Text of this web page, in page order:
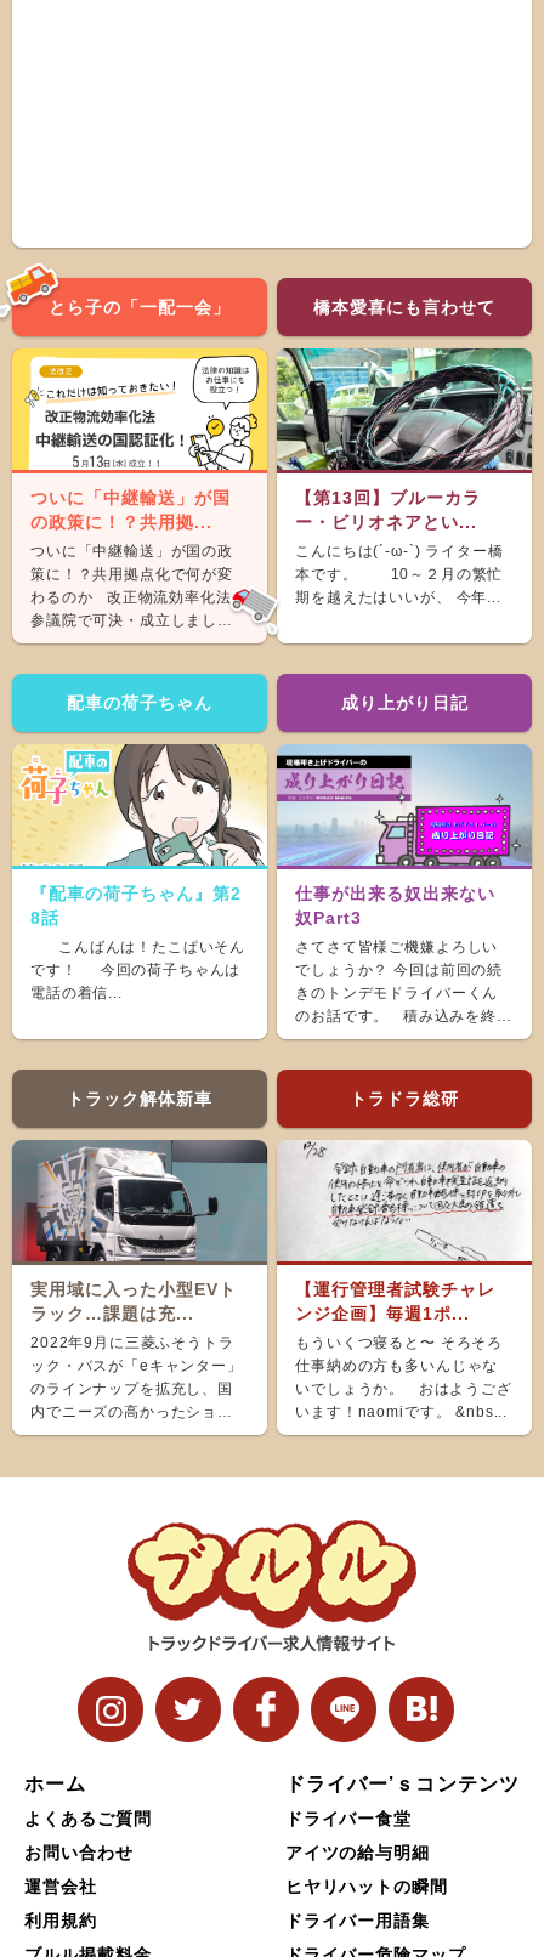
とら子の「一配一会」
ついに「中継輸送」が国
の政策に！？共用拠...
ついに「中継輸送」が国の政
策に！？共用拠点化で何が変
わるのか 改正物流効率化法が
参議院で可決・成立しまし
た。 &nb...
橋本愛喜にも言わせて
【第13回】ブルーカラ
ー・ビリオネアとい...
こんにちは(´-ω-`) ライター橋
本です。 10～２月の繁忙
期を越えたはいいが、 今年...
配車の荷子ちゃん
『配車の荷子ちゃん』第2
8話
こんばんは！たこぱいそん
です！ 今回の荷子ちゃんは
電話の着信...
成り上がり日記
仕事が出来る奴出来ない
奴Part3
さてさて皆様ご機嫌よろしい
でしょうか？ 今回は前回の続
きのトンデモドライバーくん
のお話です。 積み込みを終
え、ホッと...
トラック解体新車
実用域に入った小型EVト
ラック…課題は充...
2022年9月に三菱ふそうトラ
ック・バスが「eキャンター」
のラインナップを拡充し、国
内でニーズの高かったショー
ト＆ナローボディ（G...
トラドラ総研
【運行管理者試験チャレ
ンジ企画】毎週1ポ...
もういくつ寝ると〜 そろそろ
仕事納めの方も多いんじゃな
いでしょうか。 おはようござ
います！naomiです。 &nbs...
ホーム
よくあるご質問
お問い合わせ
運営会社
利用規約
ドライバー’ｓコンテンツ
ドライバー食堂
アイツの給与明細
ヒヤリハットの瞬間
ドライバー用語集